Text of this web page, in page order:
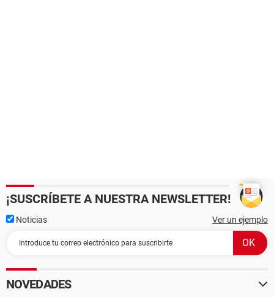
¡SUSCRÍBETE A NUESTRA NEWSLETTER!
Noticias Ver un ejemplo
NOVEDADES